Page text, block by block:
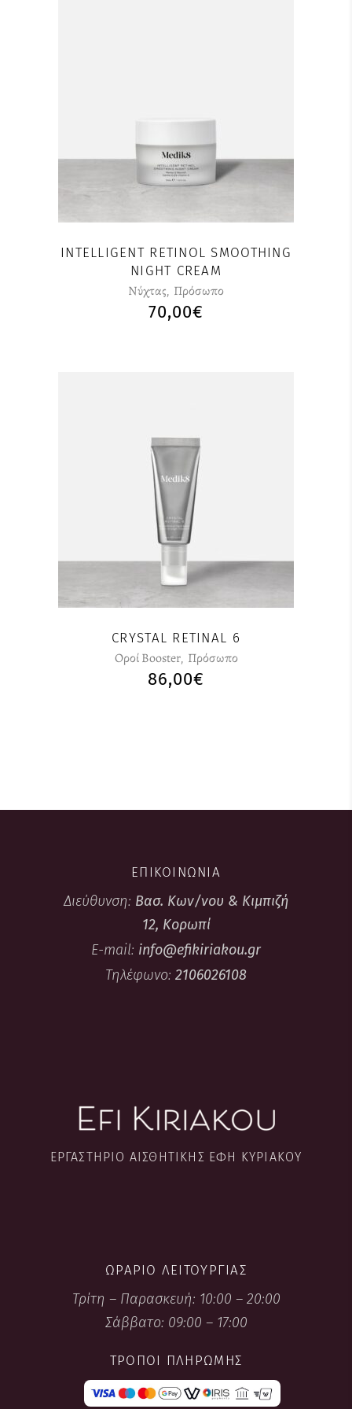
INTELLIGENT RETINOL SMOOTHING
NIGHT CREAM
Nύχτας, Πρόσωπο
70,00€
CRYSTAL RETINAL 6
Οροί Booster, Πρόσωπο
86,00€
ΕΠΙΚΟΙΝΩΝΙΑ
Διεύθυνση: Βασ. Κων/νου & Κιμπιζή
12, Κορωπί
E-mail: info@efikiriakou.gr
Τηλέφωνο: 2106026108
ΕΡΓΑΣΤΉΡΙΟ ΑΙΣΘΗΤΙΚΉΣ ΈΦΗ ΚΥΡΙΑΚΟΎ
ΩΡΆΡΙΟ ΛΕΙΤΟΥΡΓΊΑΣ
Τρίτη – Παρασκευή: 10:00 – 20:00
Σάββατο: 09:00 – 17:00
ΤΡΌΠΟΙ ΠΛΗΡΩΜΉΣ